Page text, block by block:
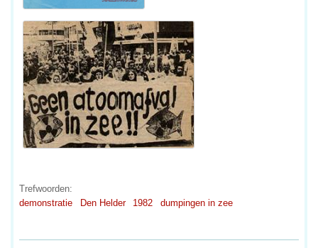
Trefwoorden:
demonstratie
Den Helder 1982 dumpingen in zee